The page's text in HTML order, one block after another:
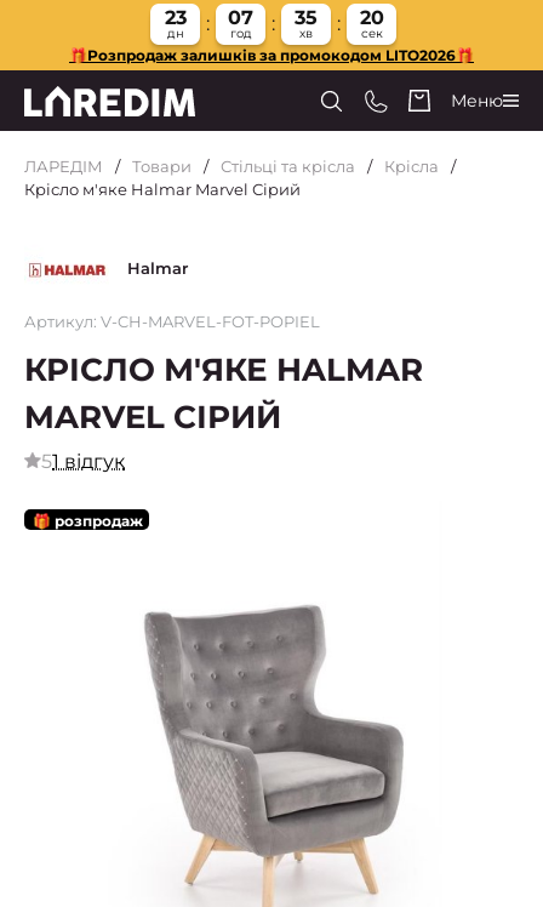
23
дн
07
год
35
хв
19
сек
🎁Розпродаж залишків за промокодом LITO2026🎁
Меню
ЛАРЕДІМ Товари Стільці та крісла
Крісла
Крісло м'яке Halmar Marvel Сірий
Halmar
Артикул: V-CH-MARVEL-FOT-POPIEL
КРІСЛО М'ЯКЕ HALMAR
MARVEL СІРИЙ
51 відгук
🎁 розпродаж